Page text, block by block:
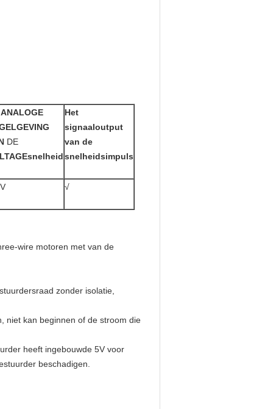
ANALOGE
DE
Het
signaaloutput
van de
snelheidsimpuls
√
wire motoren met van de
zonder isolatie,
niet kan beginnen of de stroom die
heeft ingebouwde 5V voor
beschadigen.